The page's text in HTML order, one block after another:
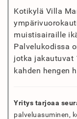
Kotikylä Villa
muistisairaille
Palvelukodissa
jotka jakautuvat
kahden hengen
Yritys tarjoaa
palveluasuminen,